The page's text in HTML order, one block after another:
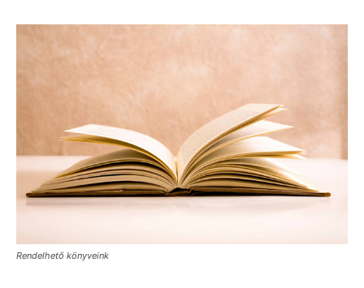
Rendelhető könyveink